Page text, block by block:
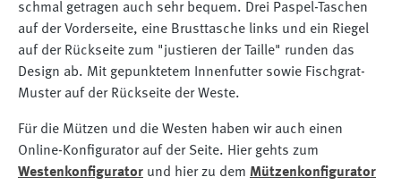
schmal getragen auch sehr bequem. Drei Paspel-Taschen
auf der Vorderseite, eine Brusttasche links und ein Riegel
auf der Rückseite zum "justieren der Taille" runden das
Design ab. Mit gepunktetem Innenfutter sowie Fischgrat-
Muster auf der Rückseite der Weste.
Für die Mützen und die Westen haben wir auch einen
Online-Konfigurator auf der Seite. Hier gehts zum
Westenkonfigurator und hier zu dem Mützenkonfigurator